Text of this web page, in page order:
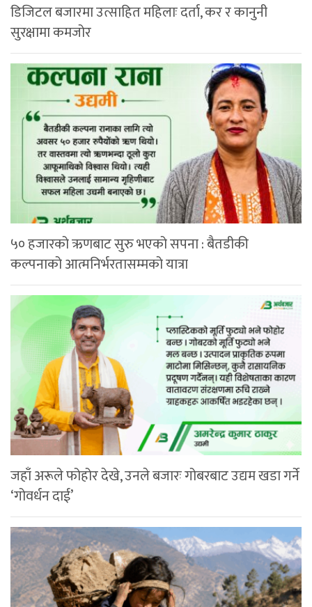
डिजिटल बजारमा उत्साहित महिलाः दर्ता, कर र कानुनी
सुरक्षामा कमजोर
५० हजारको ऋणबाट सुरु भएको सपना : बैतडीकी
कल्पनाको आत्मनिर्भरतासम्मको यात्रा
जहाँ अरूले फोहोर देखे, उनले बजारः गोबरबाट उद्यम खडा गर्ने
‘गोवर्धन दाई’